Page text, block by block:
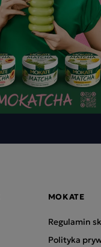
MOKATE
Regulamin
Polityka